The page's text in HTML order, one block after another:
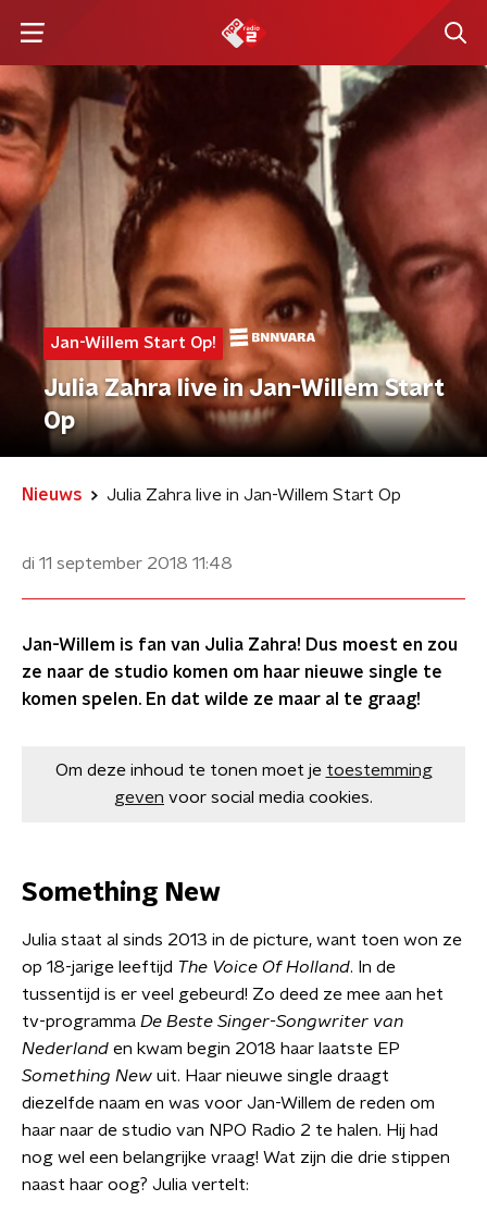
Jan-Willem Start Op!
Julia Zahra live in Jan-Willem Start
Op
Nieuws Julia Zahra live in Jan-Willem Start Op
di 11 september 2018 11:48
Jan-Willem is fan van Julia Zahra! Dus moest en zou
ze naar de studio komen om haar nieuwe single te
komen spelen. En dat wilde ze maar al te graag!
Om deze inhoud te tonen moet je toestemming
geven voor social media cookies.
Something New
Julia staat al sinds 2013 in de picture, want toen won ze
op 18-jarige leeftijd The Voice Of Holland. In de
tussentijd is er veel gebeurd! Zo deed ze mee aan het
tv-programma De Beste Singer-Songwriter van
Nederland en kwam begin 2018 haar laatste EP
Something New uit. Haar nieuwe single draagt
diezelfde naam en was voor Jan-Willem de reden om
haar naar de studio van NPO Radio 2 te halen. Hij had
nog wel een belangrijke vraag! Wat zijn die drie stippen
naast haar oog? Julia vertelt: